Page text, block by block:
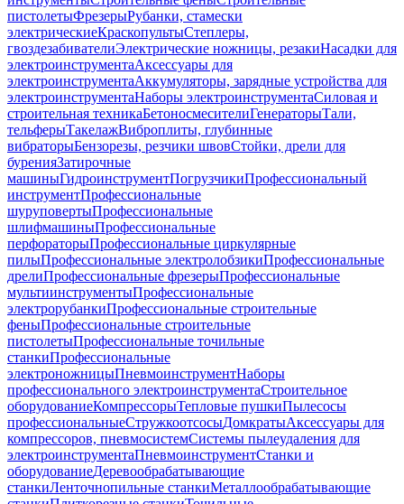
пистолетыФрезерыРубанки, стамески
электрическиеКраскопультыСтеплеры,
гвоздезабивателиЭлектрические ножницы, резакиНасадки для
электроинструментаАксессуары для
электроинструментаАккумуляторы, зарядные устройства для
электроинструментаНаборы электроинструментаСиловая и
строительная техникаБетоносмесителиГенераторыТали,
тельферыТакелажВиброплиты, глубинные
вибраторыБензорезы, резчики швовСтойки, дрели для
буренияЗатирочные
машиныГидроинструментПогрузчикиПрофессиональный
инструментПрофессиональные
шуруповертыПрофессиональные
шлифмашиныПрофессиональные
перфораторыПрофессиональные циркулярные
пилыПрофессиональные электролобзикиПрофессиональные
дрелиПрофессиональные фрезерыПрофессиональные
мультиинструментыПрофессиональные
электрорубанкиПрофессиональные строительные
феныПрофессиональные строительные
пистолетыПрофессиональные точильные
станкиПрофессиональные
электроножницыПневмоинструментНаборы
профессионального электроинструментаСтроительное
оборудованиеКомпрессорыТепловые пушкиПылесосы
профессиональныеСтружкоотсосыДомкратыАксессуары для
компрессоров, пневмосистемСистемы пылеудаления для
электроинструментаПневмоинструментСтанки и
оборудованиеДеревообрабатывающие
станкиЛенточнопильные станкиМеталлообрабатывающие